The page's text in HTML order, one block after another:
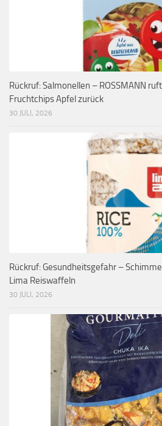
Rückruf: Salmonellen – ROSSMANN ruft
Fruchtchips Apfel zurück
30 JULI, 2026
Rückruf: Gesundheitsgefahr –
Lima Reiswaffeln
30 JULI, 2026